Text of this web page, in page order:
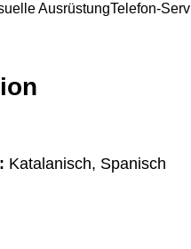
AusrüstungTelefon-
Katalanisch, Spanisch